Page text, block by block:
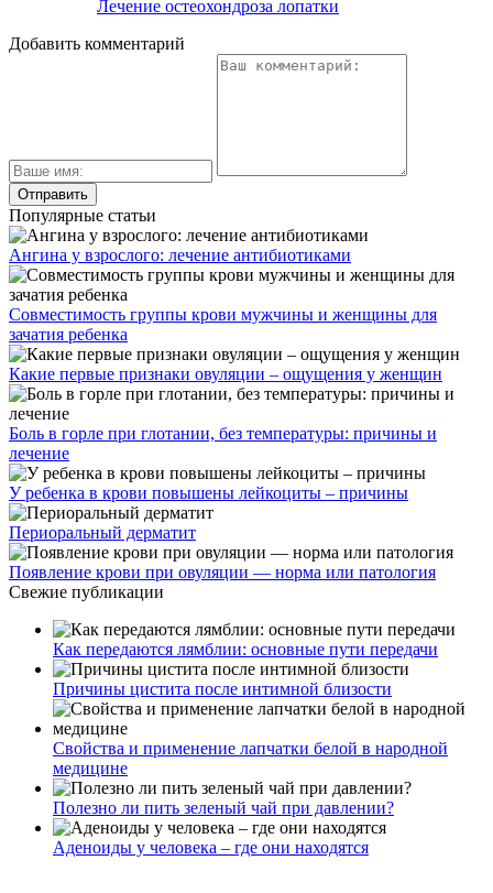
Лечение остеохондроза лопатки
Добавить комментарий
Популярные статьи
Ангина у взрослого: лечение антибиотиками
Совместимость группы крови мужчины и женщины для
зачатия ребенка
Какие первые признаки овуляции – ощущения у женщин
Боль в горле при глотании, без температуры: причины и
лечение
У ребенка в крови повышены лейкоциты – причины
Периоральный дерматит
Появление крови при овуляции — норма или патология
Свежие публикации
Как передаются лямблии: основные пути передачи
Причины цистита после интимной близости
Свойства и применение лапчатки белой в народной
медицине
Полезно ли пить зеленый чай при давлении?
Аденоиды у человека – где они находятся